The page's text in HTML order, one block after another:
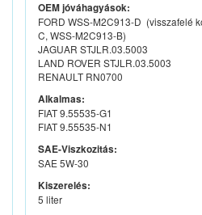
OEM jóváhagyások:
FORD WSS-M2C913-D (visszafelé
C, WSS-M2C913-B)
JAGUAR STJLR.03.5003
LAND ROVER STJLR.03.5003
RENAULT RN0700
Alkalmas:
FIAT 9.55535-G1
FIAT 9.55535-N1
SAE-Viszkozitás:
SAE 5W-30
Kiszerelés:
5 liter